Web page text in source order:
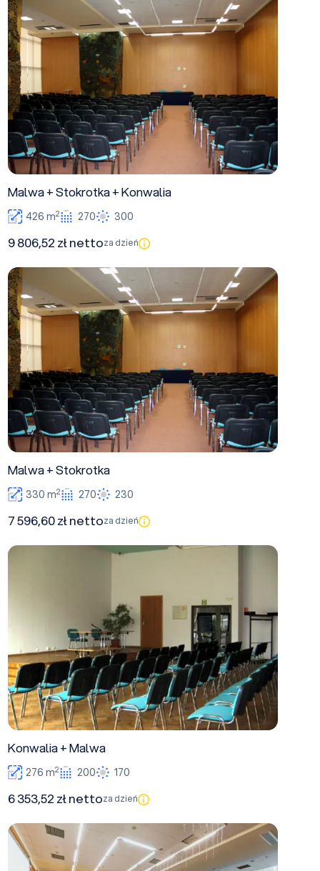
Malwa + Stokrotka + Konwalia
426 m2 270 300
9 806,52 zł nettoza dzień
Malwa + Stokrotka
Malwa + Stokrotka
330 m2 270 230
7 596,60 zł nettoza dzień
Konwalia + Malwa
276 m2 200 170
6 353,52 zł nettoza dzień
MALWA